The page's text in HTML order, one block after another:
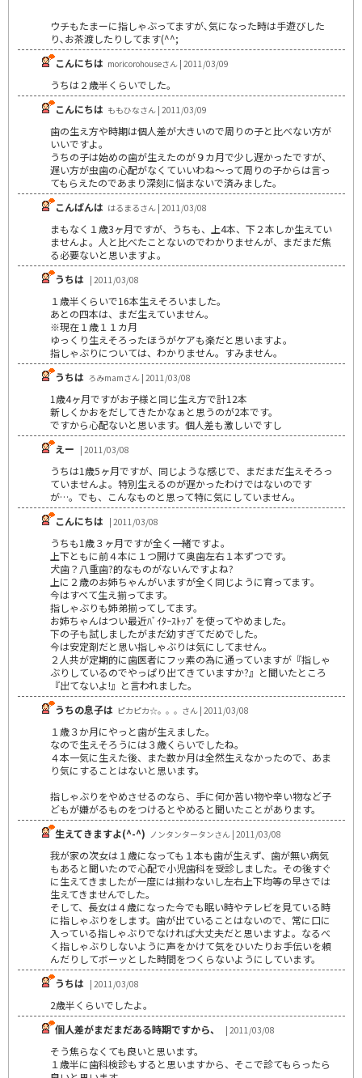
ウチもたまーに指しゃぶってますが､気になった時は手遊びした
り､お茶渡したりしてます(^^;
こんにちは moricorohouseさん | 2011/03/09
うちは２歳半くらいでした。
こんにちは ももひなさん | 2011/03/09
歯の生え方や時期は個人差が大きいので周りの子と比べない方が
いいですよ。
うちの子は始めの歯が生えたのが９カ月で少し遅かったですが、
遅い方が虫歯の心配がなくていいわね～って周りの子からは言っ
てもらえたのであまり深刻に悩まないで済みました。
こんばんは はるまるさん | 2011/03/08
まもなく１歳3ヶ月ですが、うちも、上4本、下２本しか生えてい
ませんよ。人と比べたことないのでわかりませんが、まだまだ焦
る必要ないと思いますよ。
うちは | 2011/03/08
１歳半くらいで16本生えそろいました。
あとの四本は、まだ生えていません。
※現在１歳１１カ月
ゆっくり生えそろったほうがケアも楽だと思いますよ。
指しゃぶりについては、わかりません。すみません。
うちは ろみmamさん | 2011/03/08
1歳4ヶ月ですがお子様と同じ生え方で計12本
新しくかおをだしてきたかなぁと思うのが2本です。
ですから心配ないと思います。個人差も激しいですし
えー | 2011/03/08
うちは1歳5ヶ月ですが、同じような感じで、まだまだ生えそろっ
ていませんよ。特別生えるのが遅かったわけではないのです
が…。でも、こんなものと思って特に気にしていません。
こんにちは | 2011/03/08
うちも1歳３ヶ月ですが全く一緒ですよ。
上下ともに前４本に１つ開けて奥歯左右１本ずつです。
犬歯？八重歯?的なものがないんですよね?
上に２歳のお姉ちゃんがいますが全く同じように育ってます｡
今はすべて生え揃ってます。
指しゃぶりも姉弟揃ってしてます。
お姉ちゃんはつい最近ﾊﾞｲﾀｰｽﾄｯﾌﾟを使ってやめました。
下の子も試しましたがまだ幼すぎてだめでした｡
今は安定剤だと思い指しゃぶりは気にしてません｡
２人共が定期的に歯医者にフッ素の為に通っていますが『指しゃ
ぶりしているのでやっぱり出てきていますか?』と聞いたところ
『出てないよ!』と言われました。
うちの息子は ピカピカ☆。。。さん | 2011/03/08
１歳３か月にやっと歯が生えました。
なので生えそろうには３歳くらいでしたね。
４本一気に生えた後、また数か月は全然生えなかったので、あま
り気にすることはないと思います。
指しゃぶりをやめさせるのなら、手に何か苦い物や辛い物など子
どもが嫌がるものをつけるとやめると聞いたことがあります。
生えてきますよ(^-^) ノンタンタータンさん | 2011/03/08
我が家の次女は１歳になっても１本も歯が生えず、歯が無い病気
もあると聞いたので心配で小児歯科を受診しました。その後すぐ
に生えてきましたが一度には揃わないし左右上下均等の早さでは
生えてきませんでした。
そして、長女は４歳になった今でも眠い時やテレビを見ている時
に指しゃぶりをします。歯が出ていることはないので、常に口に
入っている指しゃぶりでなければ大丈夫だと思いますよ。なるべ
く指しゃぶりしないように声をかけて気をひいたりお手伝いを頼
んだりしてボーッとした時間をつくらないようにしています。
うちは | 2011/03/08
2歳半くらいでしたよ。
個人差がまだまだある時期ですから、
| 2011/03/08
そう焦らなくても良いと思います。
１歳半に歯科検診もすると思いますから、そこで診てもらったら